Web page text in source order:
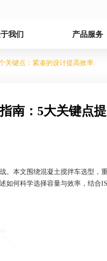
我们 产品服务
关键点：紧凑的设计提高效率
南：5大关键点
。本文围绕混凝土搅拌车选型，
如何科学选择容量与效率，结合